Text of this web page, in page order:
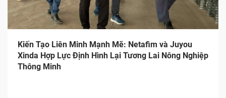
Kiến Tạo Liên Minh Mạnh Mẽ: Netafim và Juyou
Xinda Hợp Lực Định Hình Lại Tương Lai Nông Nghiệp
Thông Minh